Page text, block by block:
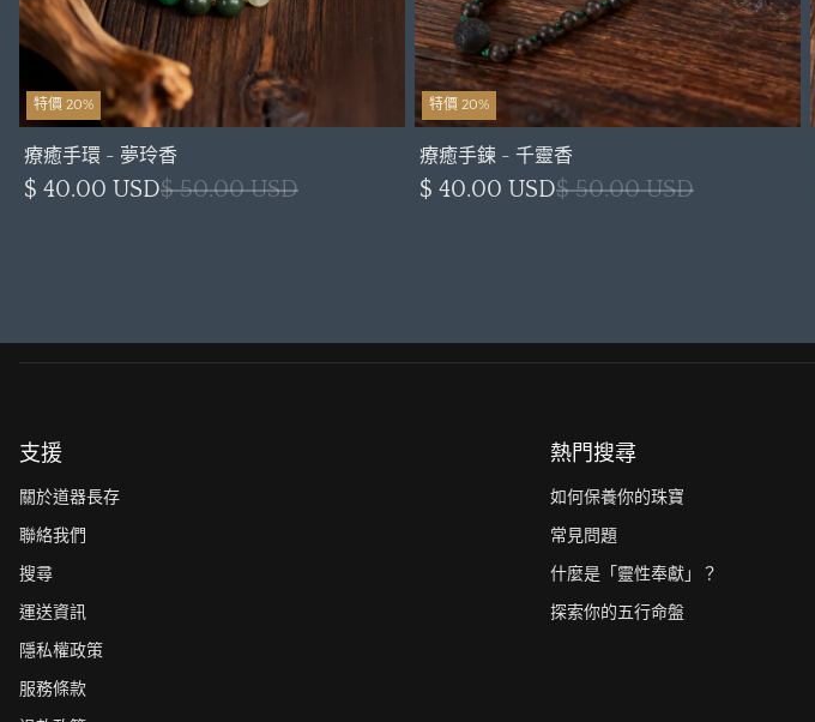
特價 20%
療癒手環 - 夢玲香
$ 40.00 USD$ 50.00 USD
特價 20%
療癒手鍊 - 千靈香
$ 40.00 USD$ 50.00 USD
支援
關於道器長存
聯絡我們
搜尋
運送資訊
隱私權政策
服務條款
熱門搜尋
如何保養你的珠寶
常見問題
什麼是「靈性奉獻」？
探索你的五行命盤